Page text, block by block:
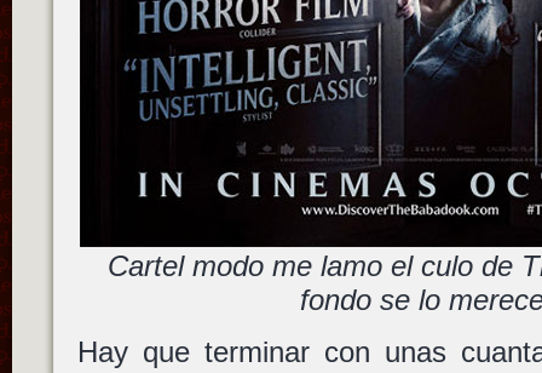
Cartel modo me lamo el culo de
fondo se lo
Hay que terminar con unas